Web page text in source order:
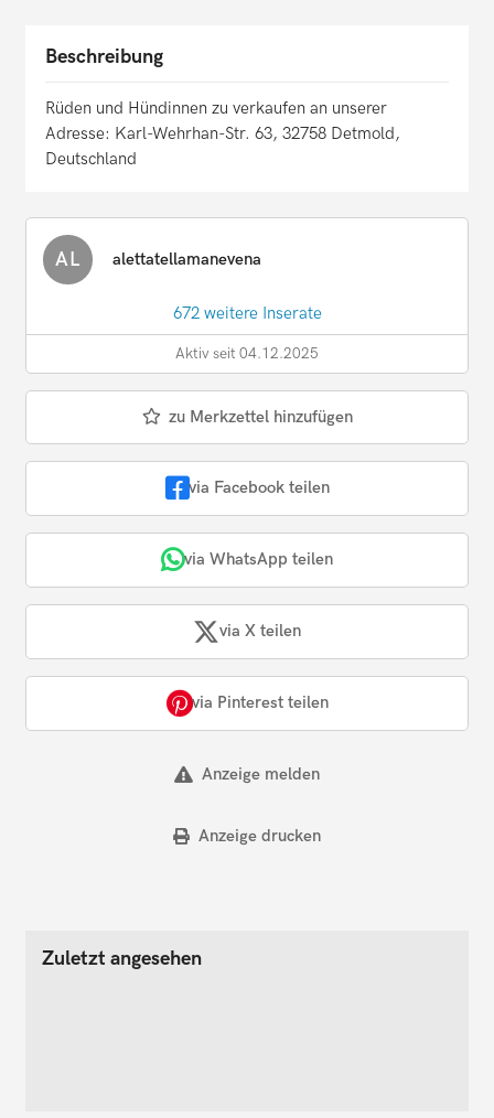
Beschreibung
Rüden und Hündinnen zu verkaufen an unserer
Adresse: Karl-Wehrhan-Str. 63, 32758 Detmold,
Deutschland
AL alettatellamanevena
672 weitere Inserate
Aktiv seit 04.12.2025
zu Merkzettel hinzufügen
via Facebook teilen
via WhatsApp teilen
via X teilen
via Pinterest teilen
Anzeige melden
Anzeige drucken
Zuletzt angesehen